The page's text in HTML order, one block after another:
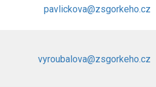
pavlickova@zsgorkeho.cz
vyroubalova@zsgorkeho.cz